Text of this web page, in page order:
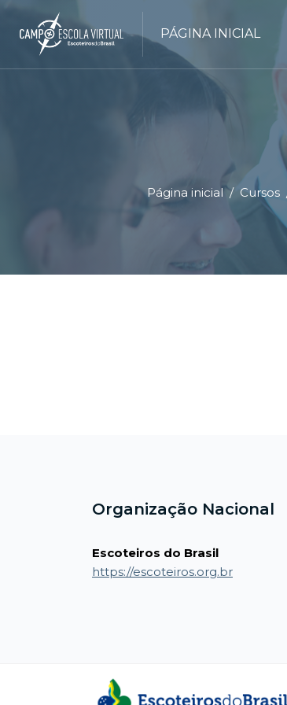
PÁGINA INICIAL
Página inicial Cursos
Organização Nacional
Escoteiros do Brasil
https://escoteiros.org.br